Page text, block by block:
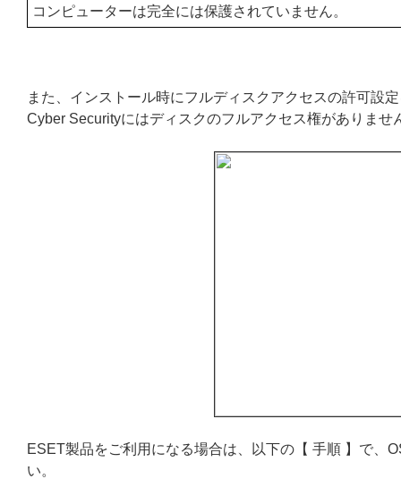
コンピューターは完全には保護されていません。
また、インストール時にフルディスクアクセスの許可設
Cyber Securityにはディスクのフルアクセス権がありま
ESET製品をご利用になる場合は、以下の【 手順 】で、
い。